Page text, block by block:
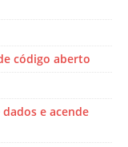
código aberto
e acende